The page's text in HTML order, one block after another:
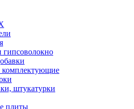
гипсоволокно
штукатурки
плиты